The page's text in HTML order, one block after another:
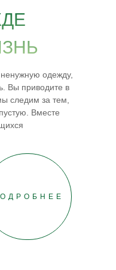
одежду,
Вы приводите в
следим за тем,
Вместе